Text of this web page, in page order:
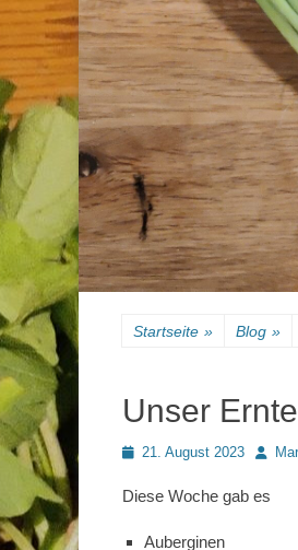
Startseite » Blog »
Unser
Posted21. August 2023 Autor
Diese Woche gab es
Auberginen